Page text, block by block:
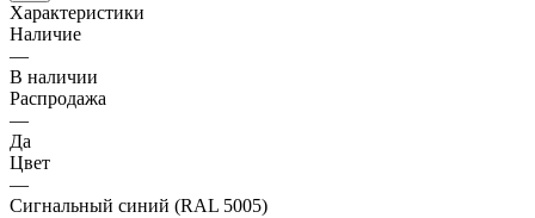
Характеристики
Наличие
—
В наличии
Распродажа
—
Да
Цвет
—
Сигнальный синий (RAL 5005)